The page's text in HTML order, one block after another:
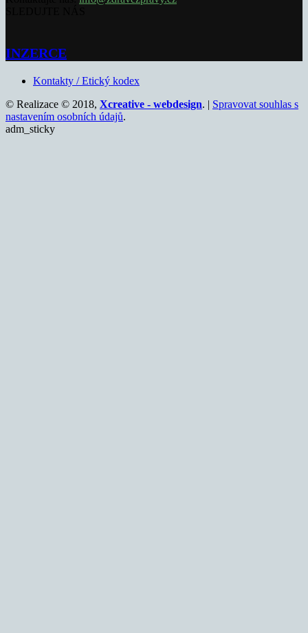
INZERCE
Kontakty / Etický kodex
© Realizace © 2018, Xcreative - webdesign. | Spravovat souhlas s
nastavením osobních údajů.
adm_sticky